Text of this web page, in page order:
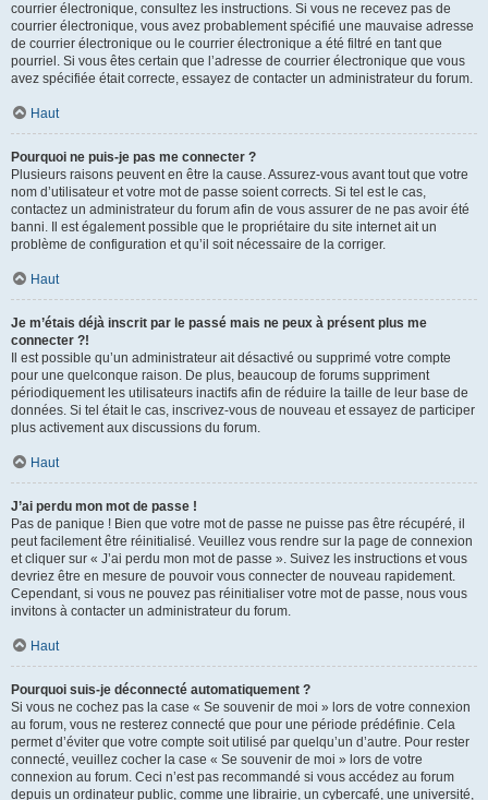
courrier électronique, consultez les instructions. Si vous ne recevez pas de
courrier électronique, vous avez probablement spécifié une mauvaise adresse
de courrier électronique ou le courrier électronique a été filtré en tant que
pourriel. Si vous êtes certain que l’adresse de courrier électronique que vous
avez spécifiée était correcte, essayez de contacter un administrateur du forum.
Haut
Pourquoi ne puis-je pas me connecter ?
Plusieurs raisons peuvent en être la cause. Assurez-vous avant tout que votre
nom d’utilisateur et votre mot de passe soient corrects. Si tel est le cas,
contactez un administrateur du forum afin de vous assurer de ne pas avoir été
banni. Il est également possible que le propriétaire du site internet ait un
problème de configuration et qu’il soit nécessaire de la corriger.
Haut
Je m’étais déjà inscrit par le passé mais ne peux à présent plus me
connecter ?!
Il est possible qu’un administrateur ait désactivé ou supprimé votre compte
pour une quelconque raison. De plus, beaucoup de forums suppriment
périodiquement les utilisateurs inactifs afin de réduire la taille de leur base de
données. Si tel était le cas, inscrivez-vous de nouveau et essayez de participer
plus activement aux discussions du forum.
Haut
J’ai perdu mon mot de passe !
Pas de panique ! Bien que votre mot de passe ne puisse pas être récupéré, il
peut facilement être réinitialisé. Veuillez vous rendre sur la page de connexion
et cliquer sur « J’ai perdu mon mot de passe ». Suivez les instructions et vous
devriez être en mesure de pouvoir vous connecter de nouveau rapidement.
Cependant, si vous ne pouvez pas réinitialiser votre mot de passe, nous vous
invitons à contacter un administrateur du forum.
Haut
Pourquoi suis-je déconnecté automatiquement ?
Si vous ne cochez pas la case « Se souvenir de moi » lors de votre connexion
au forum, vous ne resterez connecté que pour une période prédéfinie. Cela
permet d’éviter que votre compte soit utilisé par quelqu’un d’autre. Pour rester
connecté, veuillez cocher la case « Se souvenir de moi » lors de votre
connexion au forum. Ceci n’est pas recommandé si vous accédez au forum
depuis un ordinateur public, comme une librairie, un cybercafé, une université,